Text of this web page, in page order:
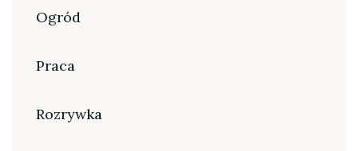
Ogród
Praca
Rozrywka